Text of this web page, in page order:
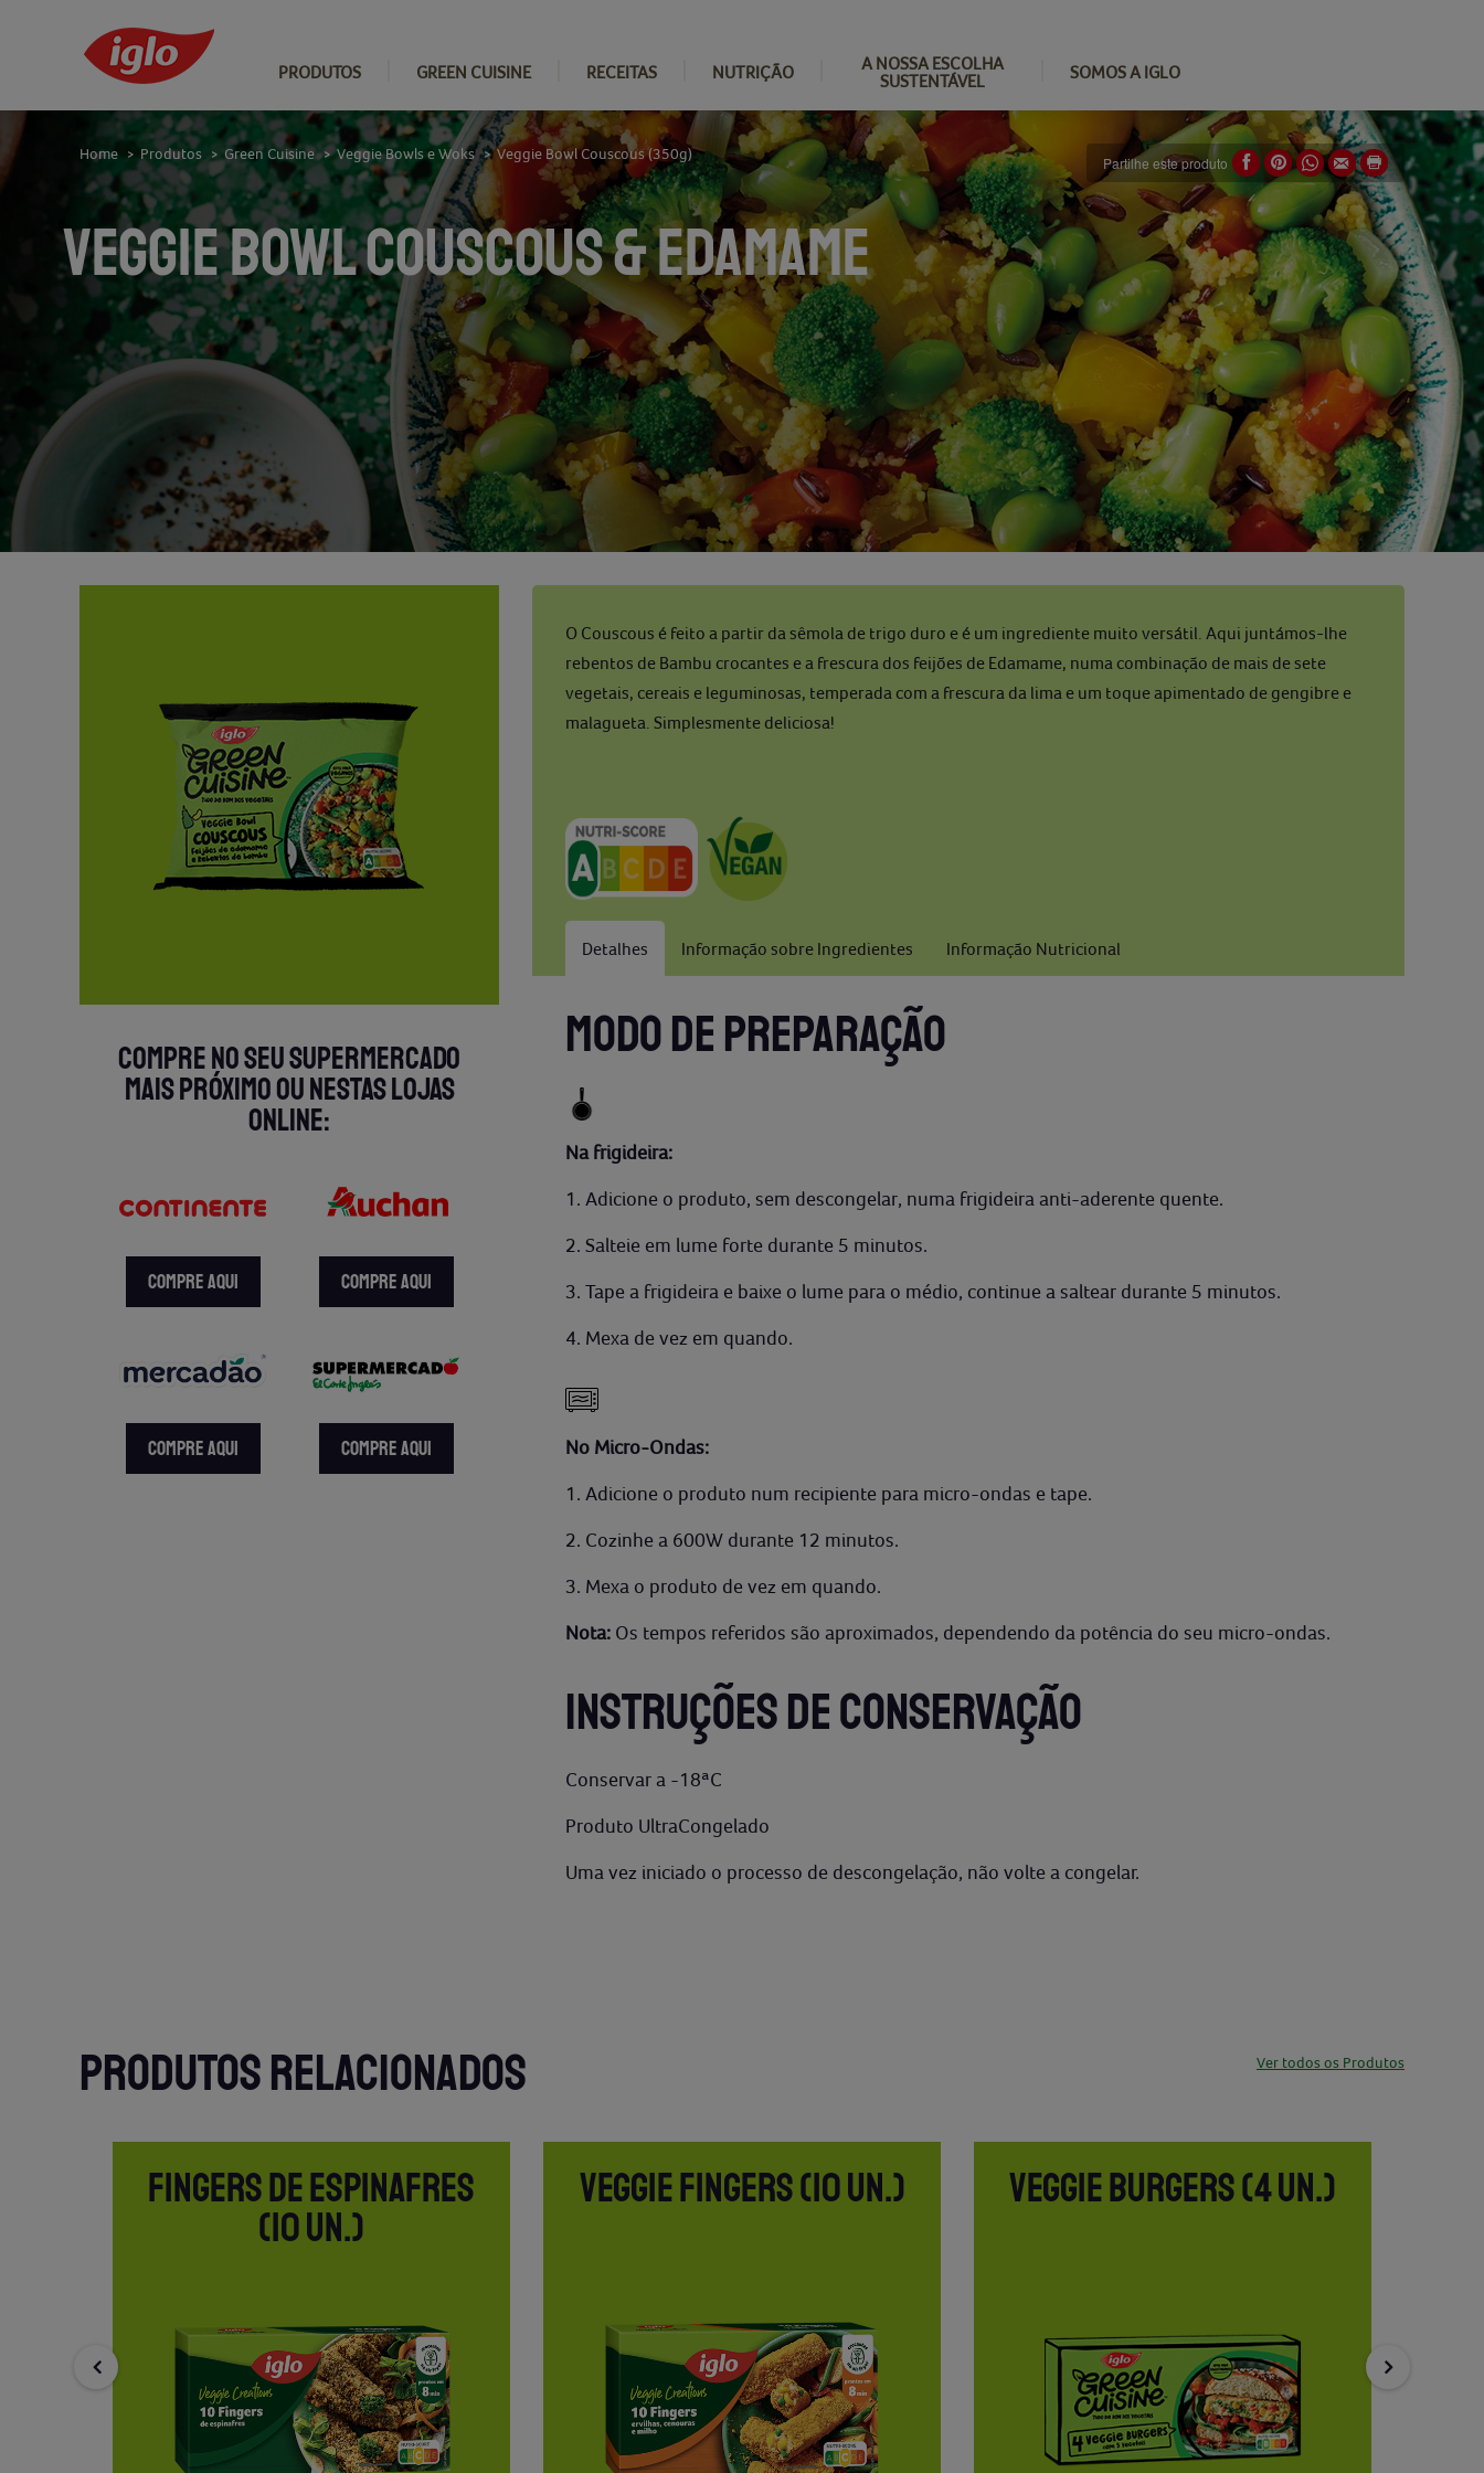
PRODUTOS GREEN CUISINE RECEITAS NUTRIÇÃO
A NOSSA ESCOLHA
SUSTENTÁVEL
SOMOS A IGLO
VEGGIE BOWL COUSCOUS & EDAMAME
Home > Produtos > Green Cuisine > Veggie Bowls e Woks > Veggie Bowl Couscous (350g) Partilhe este produto
COMPRE NO SEU SUPERMERCADO
MAIS PRÓXIMO OU NESTAS LOJAS
ONLINE:
COMPRE AQUI COMPRE AQUI
COMPRE AQUI COMPRE AQUI
O Couscous é feito a partir da sêmola de trigo duro e é um ingrediente muito versátil. Aqui juntámos-lhe
rebentos de Bambu crocantes e a frescura dos feijões de Edamame, numa combinação de mais de sete
vegetais, cereais e leguminosas, temperada com a frescura da lima e um toque apimentado de gengibre e
malagueta. Simplesmente deliciosa!
Detalhes Informação sobre Ingredientes Informação Nutricional
MODO DE PREPARAÇÃO
Na frigideira:
1. Adicione o produto, sem descongelar, numa frigideira anti-aderente quente.
2. Salteie em lume forte durante 5 minutos.
3. Tape a frigideira e baixe o lume para o médio, continue a saltear durante 5 minutos.
4. Mexa de vez em quando.
No Micro-Ondas:
1. Adicione o produto num recipiente para micro-ondas e tape.
2. Cozinhe a 600W durante 12 minutos.
3. Mexa o produto de vez em quando.
Nota: Os tempos referidos são aproximados, dependendo da potência do seu micro-ondas.
INSTRUÇÕES DE CONSERVAÇÃO
Conservar a -18ªC
Produto UltraCongelado
Uma vez iniciado o processo de descongelação, não volte a congelar.
PRODUTOS RELACIONADOS Ver todos os Produtos
FINGERS DE ESPINAFRES
(10 UN.)
VEGGIE FINGERS (10 UN.) VEGGIE BURGERS (4 UN.)